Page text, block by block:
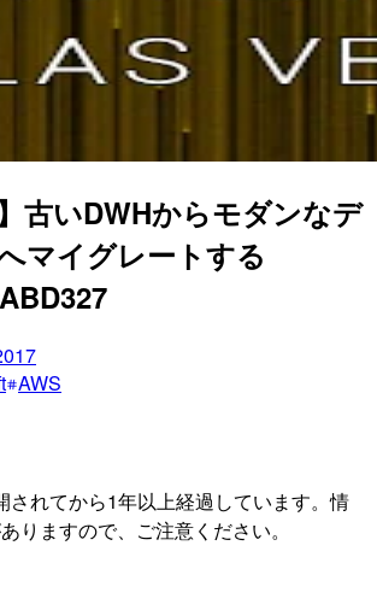
古いDWHからモダンなデ
マイグレートする
AWS
されてから1年以上経過しています。情
りますので、ご注意ください。